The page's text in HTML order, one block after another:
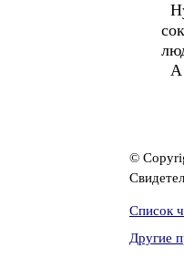
А
©
Список
Другие